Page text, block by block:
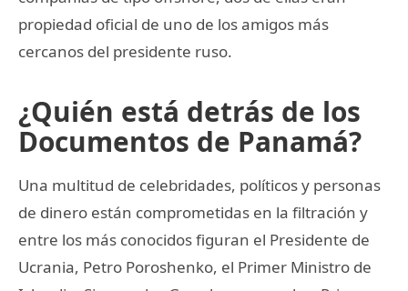
propiedad oficial de uno de los amigos más
cercanos del presidente ruso.
¿Quién está detrás de los
Documentos de Panamá?
Una multitud de celebridades, políticos y personas
de dinero están comprometidas en la filtración y
entre los más conocidos figuran el Presidente de
Ucrania, Petro Poroshenko, el Primer Ministro de